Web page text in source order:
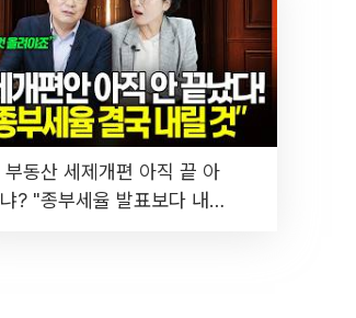
부동산 세제개편 아직 끝 아
냐? "종부세율 발표보다 내릴